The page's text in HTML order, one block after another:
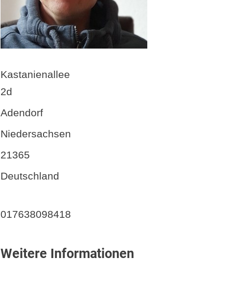
Kastanienallee
2d
Adendorf
Niedersachsen
21365
Deutschland
017638098418
Weitere Informationen